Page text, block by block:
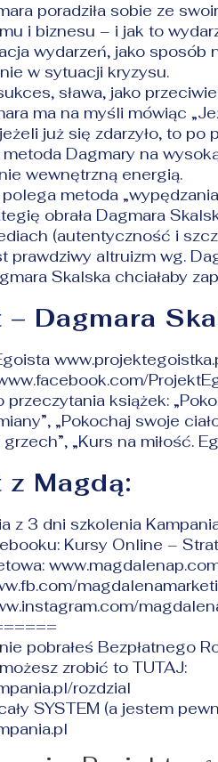
poradziła sobie ze
i biznesu – i jak to
wydarzeń, jako
w sytuacji kryzysu.
sława, jako
ma na myśli mówiąc
już się zdarzyło, to po
metoda Dagmary na
wewnętrzną energią.
metoda „wypędzania
obrała Dagmara
(autentyczność i
prawdziwy altruizm wg.
Skalska chciałaby
– Dagmara
przeczytania książek:
„Pokochaj swoje
„Kurs na miłość.
Magdą:
z 3 dni szkolenia
Kursy Online –
pobrałeś Bezpłatnego
zrobić to TUTAJ:
rozdzial
SYSTEM (a jestem